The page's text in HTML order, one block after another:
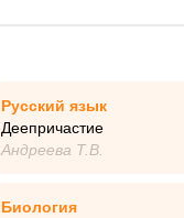
Русский язык
Деепричастие
Андреева Т.В.
Биология